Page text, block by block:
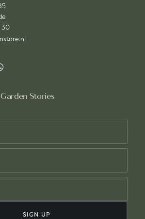
30
Stories